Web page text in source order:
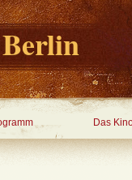
Das